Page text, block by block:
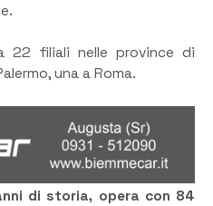
22 filiali nelle province di
una a Roma.
di storia, opera con 84